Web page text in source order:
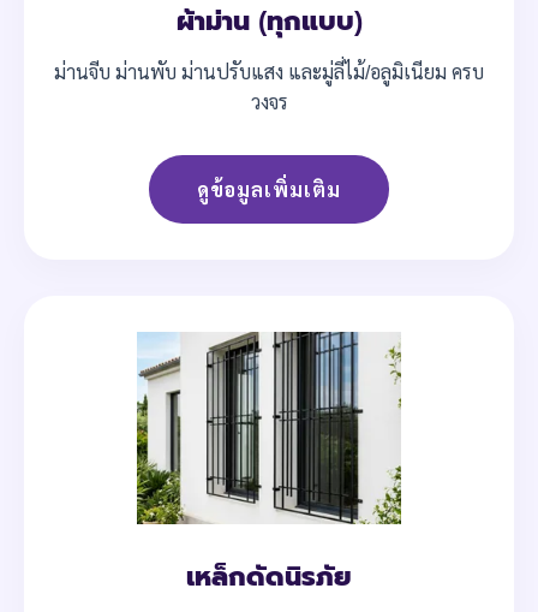
ผ้าม่าน (ทุกแบบ)
ม่านจีบ ม่านพับ ม่านปรับแสง และมู่ลี่ไม้/อลูมิเนียม ครบ
วงจร
ดูข้อมูลเพิ่มเติม
เหล็กดัดนิรภัย